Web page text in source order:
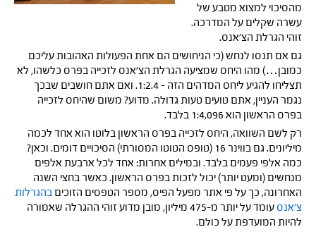
מהסיכוי למצוא מטבע של
עשרה שקלים על המדרכה.
זוהי הגרלת הצ’אנס.
גם אם תנסו לנחש (כי הניחושים הם אחת הפעולות האהובות עליכם
כמובן…) מהו היחס שמציעה הגרלת הצ’אנס לזכייה בפרס כלשהו, לא
תצליחו להגיע ליחס המדהים הזה – 1:2.4. ואם אתם חושבים שבכך
נגמר העניין, אתם טועים טעות גדולה. מדוע? משום שהיחס לזכייה
בפרס הראשון הוא 1:4,096 בלבד.
רק לשם השוואה, היחס לזכייה בפרס הראשון בלוטו הוא אחד לכמה
מיליונים. גם בווינר 16 (טופס הטוטו המסורתי) הסיכויים דומים. וכאן?
כמה אלפי פעמים בלבד. ובמילים אחרות: אחד לכל ארבעת אלפים
מנחשים (ומעט יותר) יכול לזכות בפרס הראשון. כאשר בחצי השנה
האחרונה, כך על פי אתר מפעל הפיס, מספר הטפסים הזוכיםבהגרלות
צ’אנס
עומד על יותר מ-475 מיליון, מובן מדוע זוהי ההגרלה שאמורה
להיות המועדפת על כולם.